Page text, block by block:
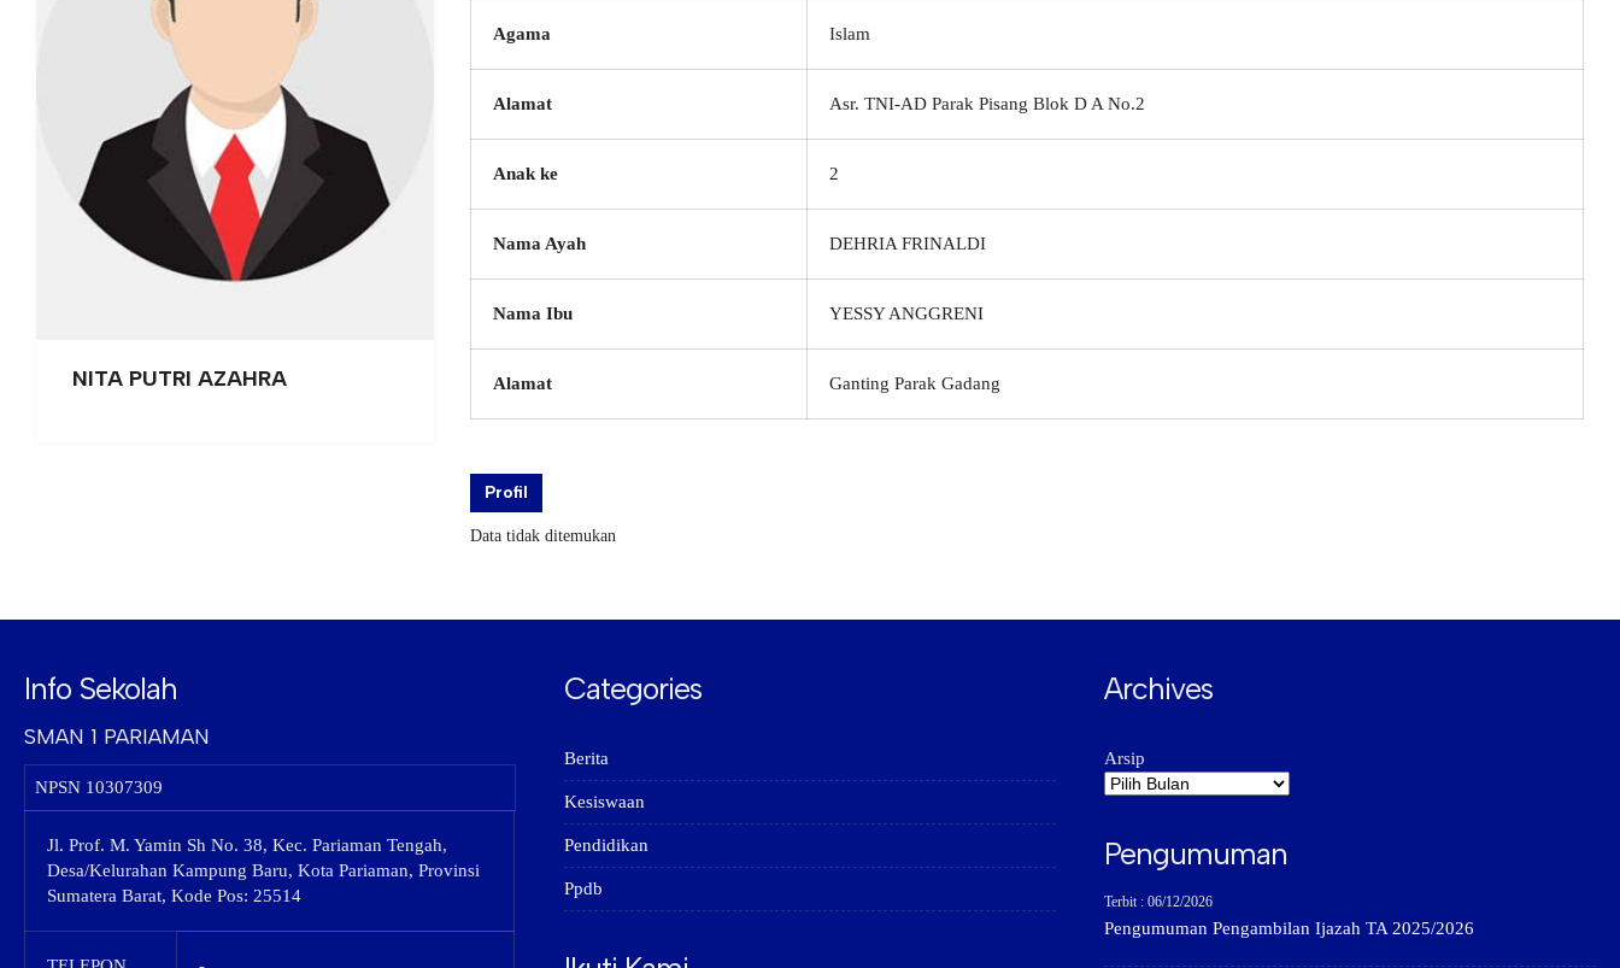
NITA PUTRI AZAHRA
Agama Islam
Alamat Asr. TNI-AD Parak Pisang Blok D A No.2
Anak ke 2
Nama Ayah DEHRIA FRINALDI
Nama Ibu YESSY ANGGRENI
Alamat Ganting Parak Gadang
Profil
Data tidak ditemukan
Info Sekolah
SMAN 1 PARIAMAN
NPSN 10307309
Jl. Prof. M. Yamin Sh No. 38, Kec. Pariaman Tengah,
Desa/Kelurahan Kampung Baru, Kota Pariaman, Provinsi
Sumatera Barat, Kode Pos: 25514
Categories
Berita
Kesiswaan
Pendidikan
Ppdb
Archives
Arsip
Pengumuman
Terbit : 06/12/2026
Pengumuman Pengambilan Ijazah TA 2025/2026